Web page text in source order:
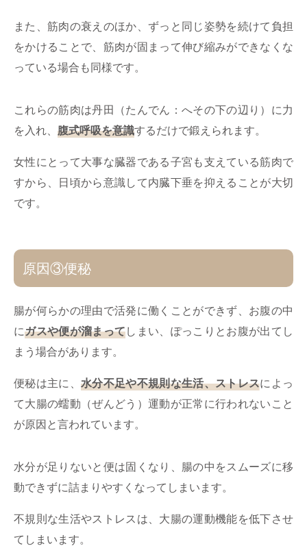
また、筋肉の衰えのほか、ずっと同じ姿勢を続けて負担
をかけることで、筋肉が固まって伸び縮みができなくな
っている場合も同様です。
これらの筋肉は丹田（たんでん：へその下の辺り）に力
を入れ、 腹式呼吸を意識するだけで鍛えられます。
女性にとって大事な臓器である子宮も支えている筋肉で
すから、日頃から意識して内臓下垂を抑えることが大切
です。
原因③便秘
腸が何らかの理由で活発に働くことができず、お腹の中
にガスや便が溜まってしまい、ぽっこりとお腹が出てし
まう場合があります。
便秘は主に、 水分不足や不規則な生活、ストレスによっ
て大腸の蠕動（ぜんどう）運動が正常に行われないこと
が原因と言われています。
水分が足りないと便は固くなり、腸の中をスムーズに移
動できずに詰まりやすくなってしまいます。
不規則な生活やストレスは、大腸の運動機能を低下させ
てしまいます。